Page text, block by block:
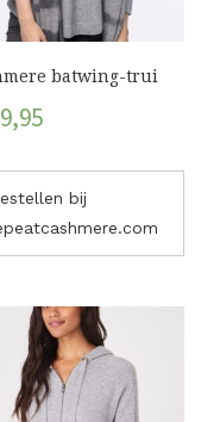
batwing-trui
bij